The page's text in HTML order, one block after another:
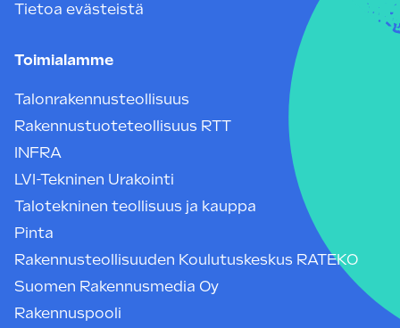
Tietoa evästeistä
Toimialamme
Talonrakennusteollisuus
Rakennustuoteteollisuus RTT
INFRA
LVI-Tekninen Urakointi
Talotekninen teollisuus ja kauppa
Pinta
Rakennusteollisuuden Koulutuskeskus RATEKO
Suomen Rakennusmedia Oy
Rakennuspooli